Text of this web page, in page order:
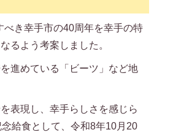
き幸手市の40周年を幸手の特
るよう考案しました。
進めている「ビーツ」など地
表現し、幸手らしさを感じら
給食として、令和8年10月20